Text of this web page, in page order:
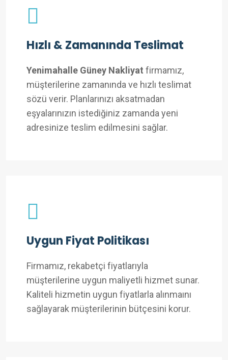
Hızlı & Zamanında Teslimat
Yenimahalle Güney Nakliyat firmamız,
müşterilerine zamanında ve hızlı teslimat
sözü verir. Planlarınızı aksatmadan
eşyalarınızın istediğiniz zamanda yeni
adresinize teslim edilmesini sağlar.
Uygun Fiyat Politikası
Firmamız, rekabetçi fiyatlarıyla
müşterilerine uygun maliyetli hizmet sunar.
Kaliteli hizmetin uygun fiyatlarla alınmaını
sağlayarak müşterilerinin bütçesini korur.